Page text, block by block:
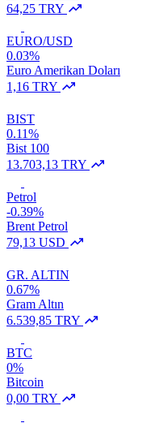
64,25 TRY
EURO/USD
0.03%
Euro Amerikan Doları
1,16 TRY
BIST
0.11%
Bist 100
13.703,13 TRY
Petrol
-0.39%
Brent Petrol
79,13 USD
GR. ALTIN
0.67%
Gram Altın
6.539,85 TRY
BTC
0%
Bitcoin
0,00 TRY